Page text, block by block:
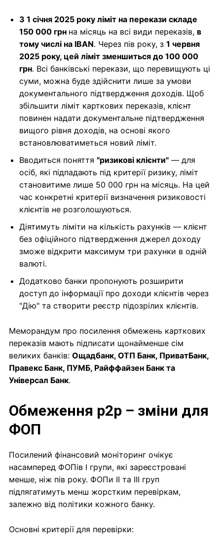
З 1 січня 2025 року ліміт на перекази складе
150 000 грн на місяць на всі види переказів, в
тому числі на IBAN. Через пів року, з 1 червня
2025 року, цей ліміт зменшиться до 100 000
грн. Всі банківські перекази, що перевищують ці
суми, можна буде здійснити лише за умови
документального підтвердження доходів. Щоб
збільшити ліміт карткових переказів, клієнт
повинен надати документальне підтвердження
вищого рівня доходів, на основі якого
встановлюватиметься новий ліміт.
Вводиться поняття "ризикові клієнти" — для
осіб, які підпадають під критерії ризику, ліміт
становитиме лише 50 000 грн на місяць. На цей
час конкретні критерії визначення ризиковості
клієнтів не розголошуються.
Діятимуть ліміти на кількість рахунків — клієнт
без офіційного підтвердження джерел доходу
зможе відкрити максимум три рахунки в одній
валюті.
Додатково банки пропонують розширити
доступ до інформації про доходи клієнтів через
"Дію" та створити реєстр підозрілих клієнтів.
Меморандум про посилення обмежень карткових
переказів мають підписати щонайменше сім
великих банків: Ощадбанк, ОТП Банк, ПриватБанк,
Правекс Банк, ПУМБ, Райффайзен Банк та
Універсал Банк.
Обмеження p2p – зміни для
ФОП
Посилений фінансовий моніторинг очікує
насамперед ФОПів I групи, які зареєстровані
менше, ніж пів року. ФОПи II та III груп
підлягатимуть менш жорстким перевіркам,
залежно від політики кожного банку.
Основні критерії для перевірки: